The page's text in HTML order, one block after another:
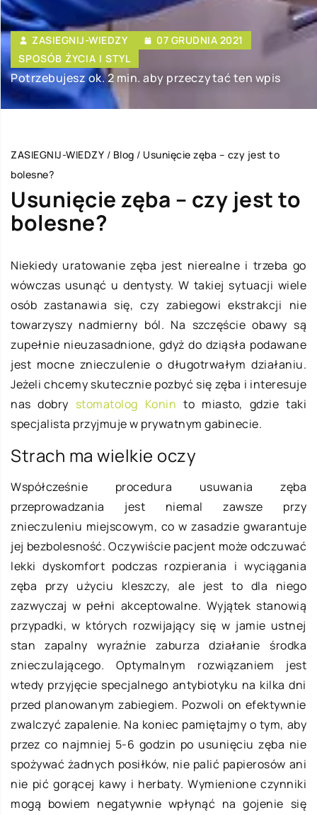
ZASIEGNIJ-WIEDZY
07 GRUDNIA 2021
SPOSÓB ŻYCIA I STYL
Potrzebujesz ok. 2 min. aby przeczytać ten wpis
ZASIEGNIJ-WIEDZY / Blog / Usunięcie zęba – czy jest to
bolesne?
Usunięcie zęba – czy jest to
bolesne?
Niekiedy uratowanie zęba jest nierealne i trzeba go
wówczas usunąć u dentysty. W takiej sytuacji wiele
osób zastanawia się, czy zabiegowi ekstrakcji nie
towarzyszy nadmierny ból. Na szczęście obawy są
zupełnie nieuzasadnione, gdyż do dziąsła podawane
jest mocne znieczulenie o długotrwałym działaniu.
Jeżeli chcemy skutecznie pozbyć się zęba i interesuje
nas dobry stomatolog Konin to miasto, gdzie taki
specjalista przyjmuje w prywatnym gabinecie.
Strach ma wielkie oczy
Współcześnie procedura usuwania zęba
przeprowadzania jest niemal zawsze przy
znieczuleniu miejscowym, co w zasadzie gwarantuje
jej bezbolesność. Oczywiście pacjent może odczuwać
lekki dyskomfort podczas rozpierania i wyciągania
zęba przy użyciu kleszczy, ale jest to dla niego
zazwyczaj w pełni akceptowalne. Wyjątek stanowią
przypadki, w których rozwijający się w jamie ustnej
stan zapalny wyraźnie zaburza działanie środka
znieczulającego. Optymalnym rozwiązaniem jest
wtedy przyjęcie specjalnego antybiotyku na kilka dni
przed planowanym zabiegiem. Pozwoli on efektywnie
zwalczyć zapalenie. Na koniec pamiętajmy o tym, aby
przez co najmniej 5-6 godzin po usunięciu zęba nie
spożywać żadnych posiłków, nie palić papierosów ani
nie pić gorącej kawy i herbaty. Wymienione czynniki
mogą bowiem negatywnie wpłynąć na gojenie się